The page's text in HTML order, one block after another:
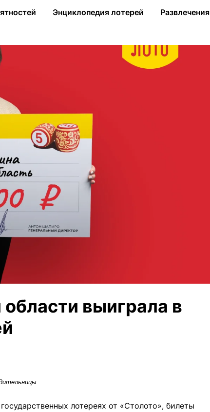
Энциклопедия лотерей Развлечения
выиграла в
лотереях от «Столото», билеты